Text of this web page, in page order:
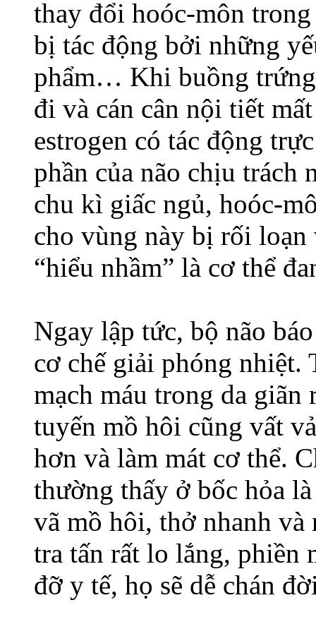
thay đổi hoóc-môn
bị tác động bởi những
phẩm… Khi buồng trứng
đi và cán cân nội tiết
estrogen có tác động
phần của não chịu trách
chu kì giấc ngủ, hoóc-
cho vùng này bị rối loạn
“hiểu nhầm” là cơ thể
Ngay lập tức, bộ não
cơ chế giải phóng nhiệt.
mạch máu trong da
tuyến mồ hôi cũng vất
hơn và làm mát cơ thể.
thường thấy ở bốc hỏa
vã mồ hôi, thở nhanh
tra tấn rất lo lắng, phiền
đỡ y tế, họ sẽ dễ chán